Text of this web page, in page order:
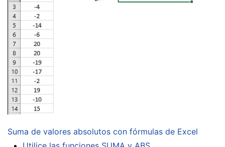
Suma de valores absolutos con fórmulas de Excel